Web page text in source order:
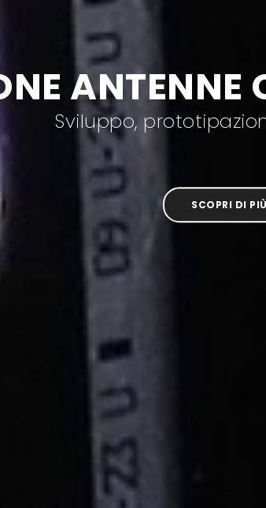
ANTENNE
Sviluppo,
SCOPRI DI PIÙ